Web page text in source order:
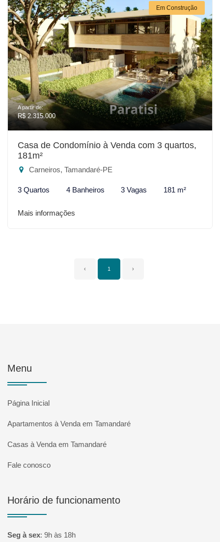
Em Construção
A partir de:
R$ 2.315.000
Casa de Condomínio à Venda com 3 quartos,
181m²
Carneiros, Tamandaré-PE
3 Quartos 4 Banheiros 3 Vagas 181 m²
Mais informações
‹ 1 ›
Menu
Página Inicial
Apartamentos à Venda em Tamandaré
Casas à Venda em Tamandaré
Fale conosco
Horário de funcionamento
Seg à sex: 9h às 18h